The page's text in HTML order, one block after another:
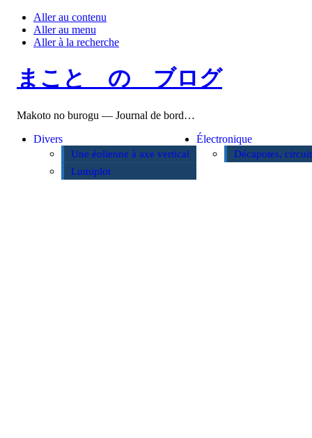
Aller au contenu
Aller au menu
Aller à la recherche
まこと の ブログ
Makoto no burogu — Journal de bord…
Divers
Une éolienne à axe vertical
Lumiplot
Électronique
Décapotes,